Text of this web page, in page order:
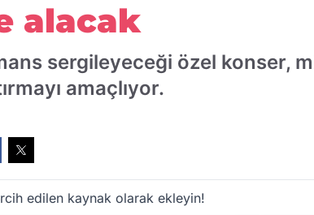
alacak
sergileyeceği özel konser,
amaçlıyor.
edilen kaynak olarak ekleyin!